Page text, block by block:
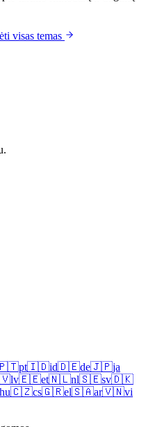
visas temas
pt🇮🇩id🇩🇪de🇯🇵ja
lv🇪🇪et🇳🇱nl🇸🇪sv🇩🇰
hu🇨🇿cs🇬🇷el🇸🇦ar🇻🇳vi